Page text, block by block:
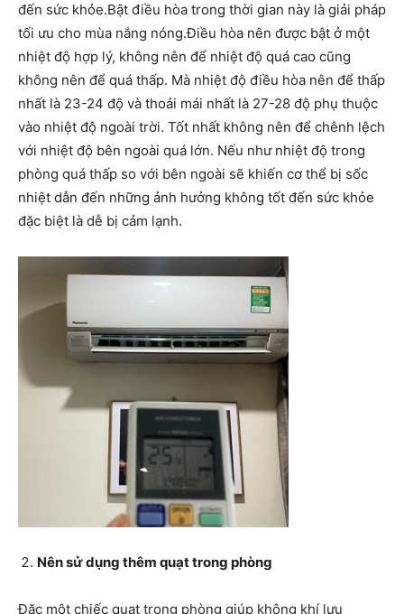
đến sức khỏe.Bật điều hòa trong thời gian này là giải pháp
tối ưu cho mùa nắng nóng.Điều hòa nên được bật ở một
nhiệt độ hợp lý, không nên để nhiệt độ quá cao cũng
không nên để quá thấp. Mà nhiệt độ điều hòa nên để thấp
nhất là 23-24 độ và thoải mái nhất là 27-28 độ phụ thuộc
vào nhiệt độ ngoài trời. Tốt nhất không nên để chênh lệch
với nhiệt độ bên ngoài quá lớn. Nếu như nhiệt độ trong
phòng quá thấp so với bên ngoài sẽ khiến cơ thể bị sốc
nhiệt dẫn đến những ảnh hưởng không tốt đến sức khỏe
đặc biệt là dễ bị cảm lạnh.
Nên sử dụng thêm quạt trong phòng
Đặc một chiếc quạt trong phòng giúp không khí lưu